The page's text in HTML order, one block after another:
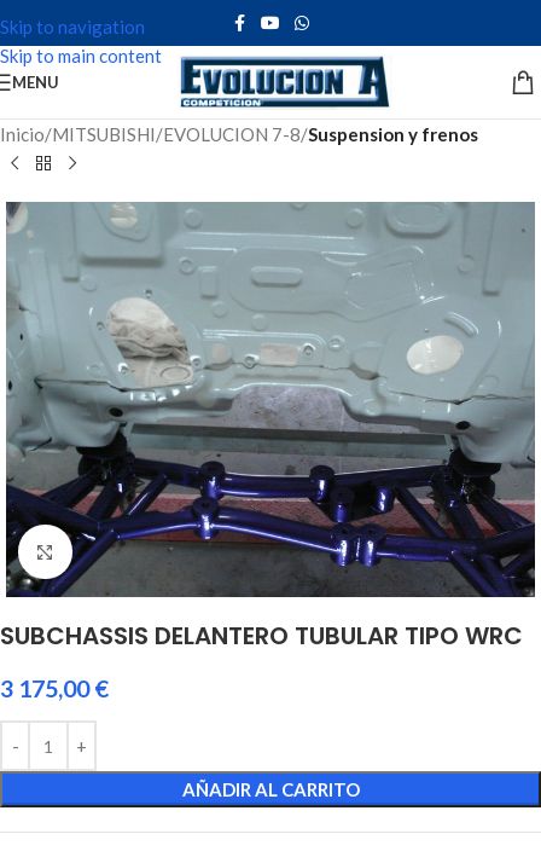
Skip to navigation
Skip to main content
MENU
Inicio MITSUBISHI EVOLUCION 7-8 Suspension y frenos
Click to enlarge
SUBCHASSIS DELANTERO TUBULAR TIPO WRC
3 175,00€
AÑADIR AL CARRITO